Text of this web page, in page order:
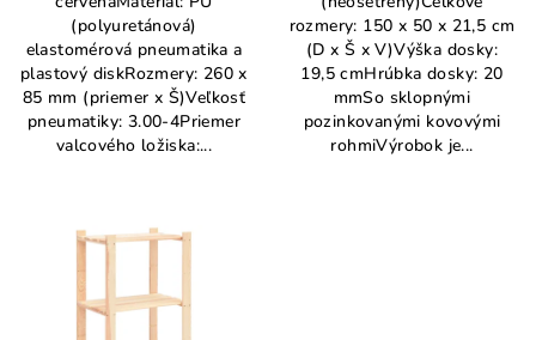
(polyuretánová)
elastomérová pneumatika a
plastový diskRozmery: 260 x
85 mm (priemer x Š)Veľkosť
pneumatiky: 3.00-4Priemer
valcového ložiska:...
rozmery: 150 x 50 x 21,5 cm
(D x Š x V)Výška dosky:
19,5 cmHrúbka dosky: 20
mmSo sklopnými
pozinkovanými kovovými
rohmiVýrobok je...